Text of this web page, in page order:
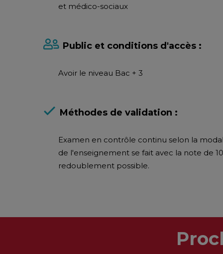
et médico-sociaux
Public et conditions d'accès :
Avoir le niveau Bac + 3
Méthodes de validation :
Examen en contrôle continu selon la
de l'enseignement se fait avec la note de
redoublement possible.